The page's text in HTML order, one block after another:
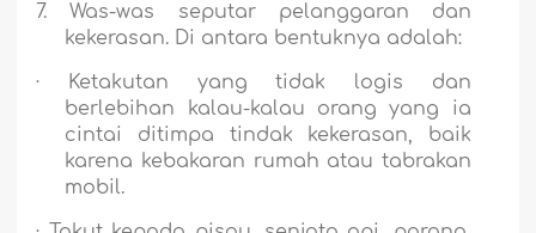
7.
Was-was seputar pelanggaran dan
kekerasan. Di antara bentuknya adalah:
·
Ketakutan yang tidak logis dan
berlebihan kalau-kalau orang yang ia
cintai ditimpa tindak kekerasan, baik
karena kebakaran rumah atau tabrakan
mobil.